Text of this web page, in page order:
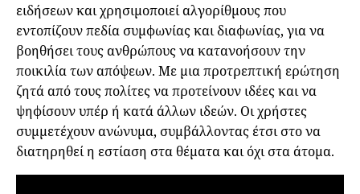
ειδήσεων και χρησιμοποιεί αλγορίθμους που
εντοπίζουν πεδία συμφωνίας και διαφωνίας, για να
βοηθήσει τους ανθρώπους να κατανοήσουν την
ποικιλία των απόψεων. Με μια προτρεπτική ερώτηση
ζητά από τους πολίτες να προτείνουν ιδέες και να
ψηφίσουν υπέρ ή κατά άλλων ιδεών. Οι χρήστες
συμμετέχουν ανώνυμα, συμβάλλοντας έτσι στο να
διατηρηθεί η εστίαση στα θέματα και όχι στα άτομα.